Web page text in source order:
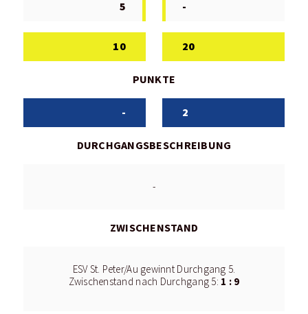
5 -
10 20
PUNKTE
- 2
DURCHGANGSBESCHREIBUNG
-
ZWISCHENSTAND
ESV St. Peter/Au gewinnt Durchgang 5.
Zwischenstand nach Durchgang 5: 1 : 9